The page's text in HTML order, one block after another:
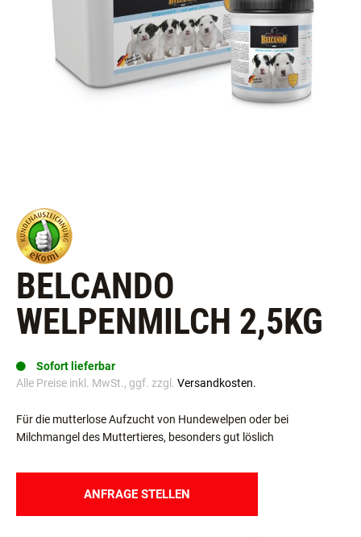
BELCANDO
WELPENMILCH 2,5KG
Sofort lieferbar
Alle Preise inkl. MwSt., ggf. zzgl. Versandkosten.
Für die mutterlose Aufzucht von Hundewelpen oder bei
Milchmangel des Muttertieres, besonders gut löslich
ANFRAGE STELLEN